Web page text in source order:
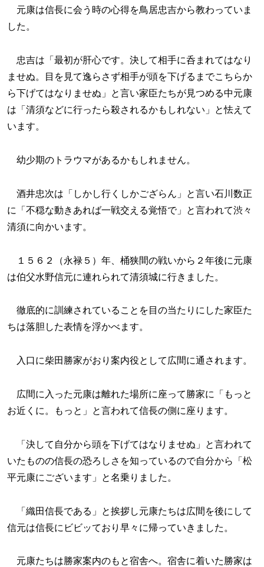
元康は信長に会う時の心得を鳥居忠吉から教わっていま
した。
忠吉は「最初が肝心です。決して相手に呑まれてはなり
ませぬ。目を見て逸らさず相手が頭を下げるまでこちらか
ら下げてはなりませぬ」と言い家臣たちが見つめる中元康
は「清須などに行ったら殺されるかもしれない」と怯えて
います。
幼少期のトラウマがあるかもしれません。
酒井忠次は「しかし行くしかござらん」と言い石川数正
に「不穏な動きあれば一戦交える覚悟で」と言われて渋々
清須に向かいます。
１５６２（永禄５）年、桶狭間の戦いから２年後に元康
は伯父水野信元に連れられて清須城に行きました。
徹底的に訓練されていることを目の当たりにした家臣た
ちは落胆した表情を浮かべます。
入口に柴田勝家がおり案内役として広間に通されます。
広間に入った元康は離れた場所に座って勝家に「もっと
お近くに。もっと」と言われて信長の側に座ります。
「決して自分から頭を下げてはなりませぬ」と言われて
いたものの信長の恐ろしさを知っているので自分から「松
平元康にございます」と名乗りました。
「織田信長である」と挨拶し元康たちは広間を後にして
信元は信長にビビッており早々に帰っていきました。
元康たちは勝家案内のもと宿舎へ。宿舎に着いた勝家は